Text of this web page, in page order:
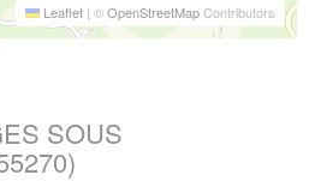
Leaflet | ©OpenStreetMapContributors
SOUS